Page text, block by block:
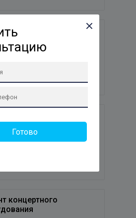
аудиотехники
караоке,
садовой техники
Ремонт бензопил,
концертного
Готово